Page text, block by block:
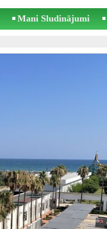
Mani Sludinājumi